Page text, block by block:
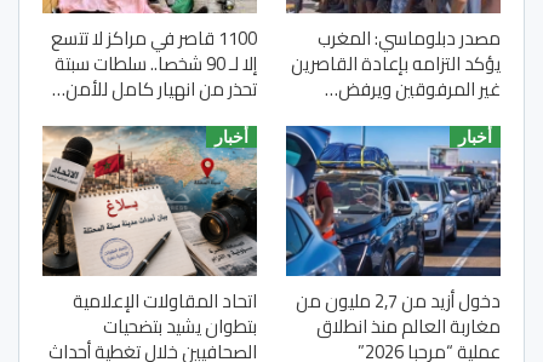
مصدر دبلوماسي: المغرب
يؤكد التزامه بإعادة القاصرين
غير المرفوقين ويرفض…
1100 قاصر في مراكز لا تتسع
إلا لـ 90 شخصا.. سلطات سبتة
تحذر من انهيار كامل للأمن…
أخبار
دخول أزيد من 2,7 مليون من
مغاربة العالم منذ انطلاق
عملية “مرحبا 2026”
أخبار
اتحاد المقاولات الإعلامية
بتطوان يشيد بتضحيات
الصحافيين خلال تغطية أحداث